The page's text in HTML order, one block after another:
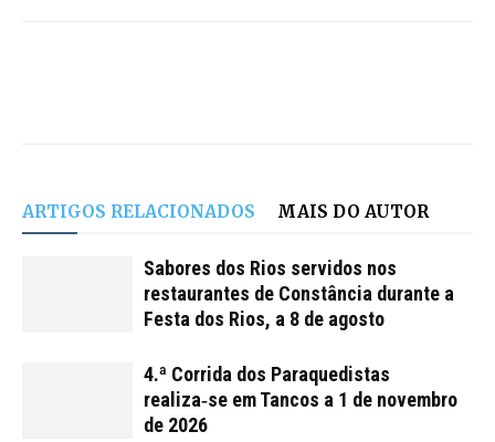
ARTIGOS RELACIONADOS MAIS DO AUTOR
Sabores dos Rios servidos nos
restaurantes de Constância durante a
Festa dos Rios, a 8 de agosto
4.ª Corrida dos Paraquedistas
realiza‑se em Tancos a 1 de novembro
de 2026